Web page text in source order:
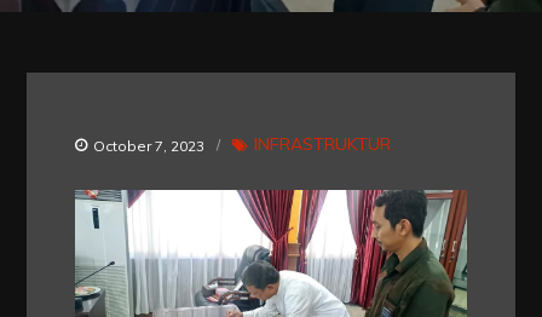
October 7, 2023 INFRASTRUKTUR